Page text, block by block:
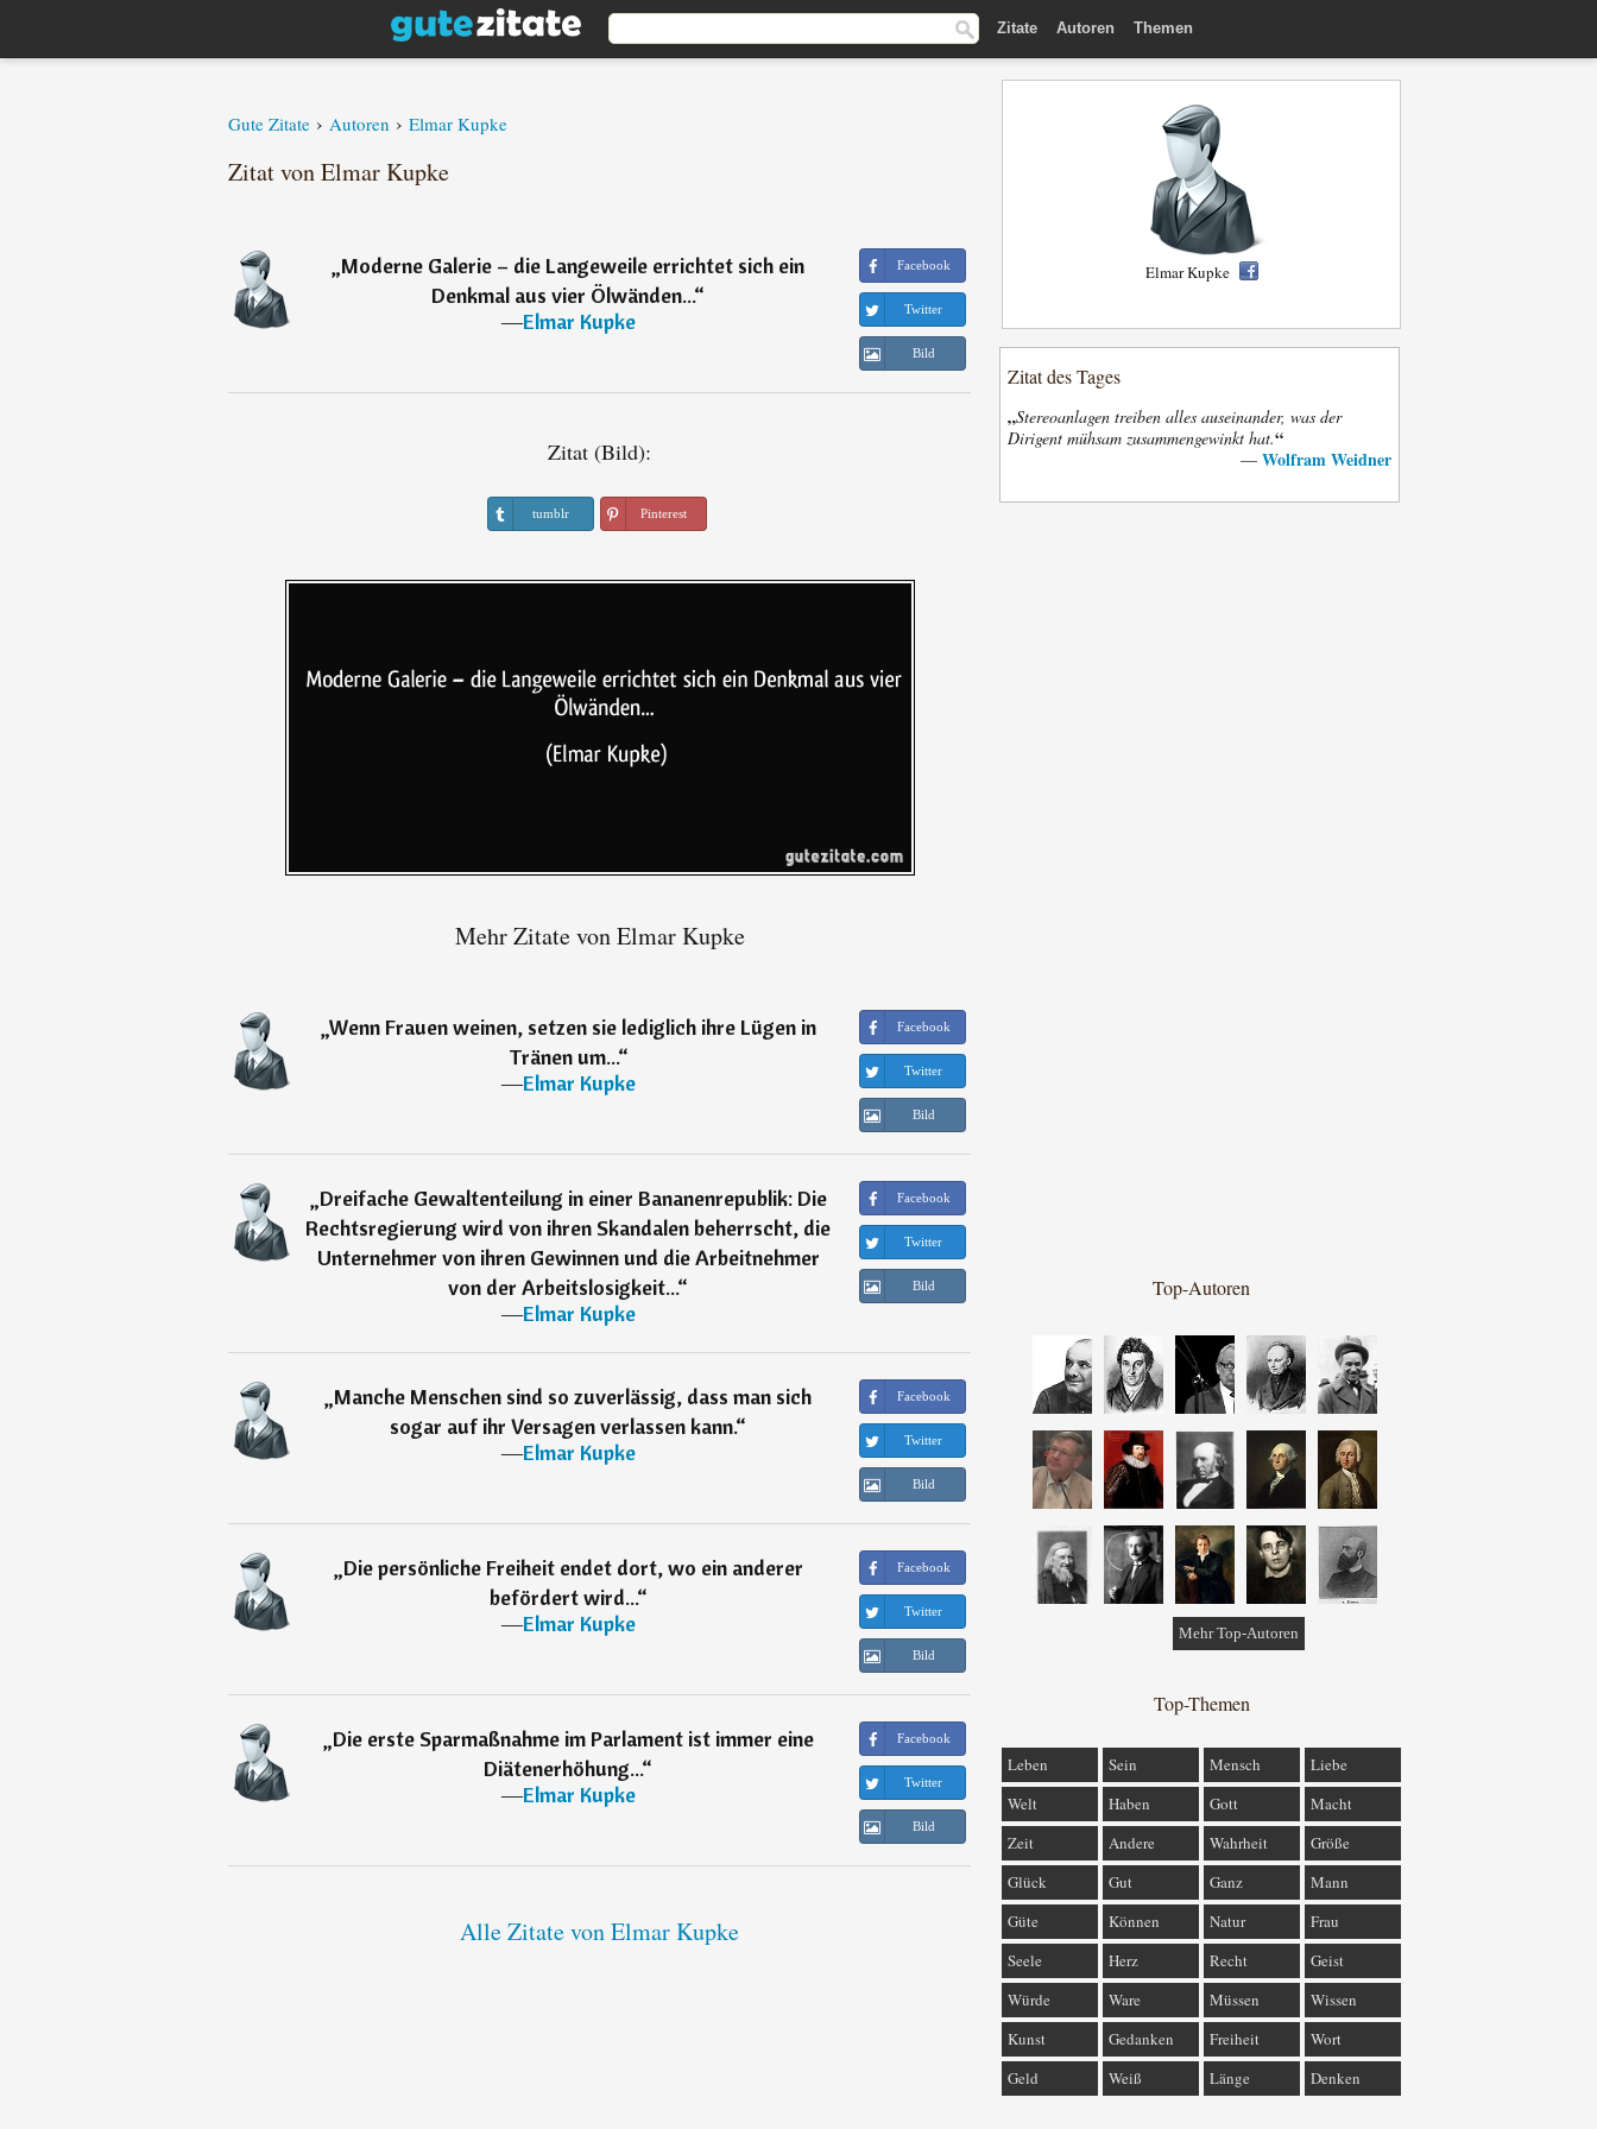
Zitate Autoren Themen
Gute Zitate › Autoren › Elmar Kupke
Zitat von Elmar Kupke
„Moderne Galerie – die Langeweile errichtet sich ein
Denkmal aus vier Ölwänden...“
―Elmar Kupke
Facebook
Twitter
Bild
Zitat (Bild):
tumblr Pinterest
Mehr Zitate von Elmar Kupke
„Wenn Frauen weinen, setzen sie lediglich ihre Lügen in
Tränen um...“
―Elmar Kupke
Facebook
Twitter
Bild
„Dreifache Gewaltenteilung in einer Bananenrepublik: Die
Rechtsregierung wird von ihren Skandalen beherrscht, die
Unternehmer von ihren Gewinnen und die Arbeitnehmer
von der Arbeitslosigkeit...“
―Elmar Kupke
Facebook
Twitter
Bild
„Manche Menschen sind so zuverlässig, dass man sich
sogar auf ihr Versagen verlassen kann.“
―Elmar Kupke
Facebook
Twitter
Bild
„Die persönliche Freiheit endet dort, wo ein anderer
befördert wird...“
―Elmar Kupke
Facebook
Twitter
Bild
„Die erste Sparmaßnahme im Parlament ist immer eine
Diätenerhöhung...“
―Elmar Kupke
Facebook
Twitter
Bild
Alle Zitate von Elmar Kupke
Elmar Kupke
Zitat des Tages
„Stereoanlagen treiben alles auseinander, was der
Dirigent mühsam zusammengewinkt hat.“
— Wolfram Weidner
Top-Autoren
Mehr Top-Autoren
Top-Themen
Leben Sein Mensch
Liebe
Welt
Haben Gott
Macht
Zeit
Andere Wahrheit
Größe
Glück
Gut Ganz
Mann
Güte
Können Natur
Frau
Seele
Herz Recht
Geist
Würde
Ware Müssen
Wissen
Kunst
Gedanken Freiheit
Wort
Geld
Weiß Länge Denken